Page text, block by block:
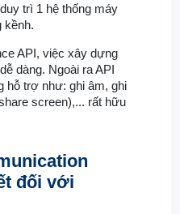
trì 1 hệ thống máy
kềnh.
API, việc xây dựng
dàng. Ngoài ra API
hỗ trợ như: ghi âm, ghi
screen),... rất hữu
đối với